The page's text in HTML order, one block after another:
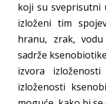
koji su sveprisutni
izloženi tim
hranu, zrak,
sadrže
izvora
izloženosti